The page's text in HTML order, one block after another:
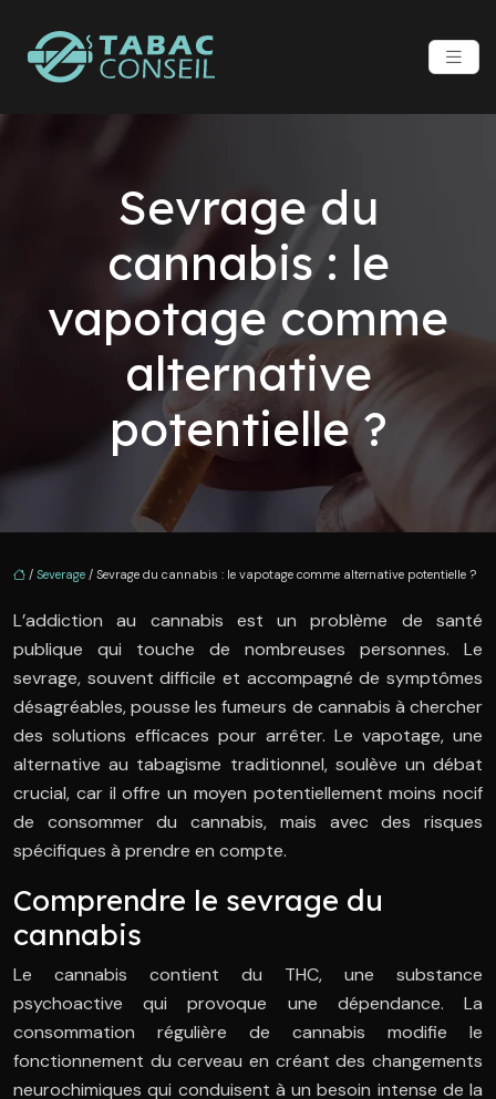
Sevrage du
cannabis : le
vapotage comme
alternative
potentielle ?
/ Severage / Sevrage du cannabis : le vapotage comme alternative potentielle ?
L’addiction au cannabis est un problème de santé
publique qui touche de nombreuses personnes. Le
sevrage, souvent difficile et accompagné de symptômes
désagréables, pousse les fumeurs de cannabis à chercher
des solutions efficaces pour arrêter. Le vapotage, une
alternative au tabagisme traditionnel, soulève un débat
crucial, car il offre un moyen potentiellement moins nocif
de consommer du cannabis, mais avec des risques
spécifiques à prendre en compte.
Comprendre le sevrage du
cannabis
Le cannabis contient du THC, une substance
psychoactive qui provoque une dépendance. La
consommation régulière de cannabis modifie le
fonctionnement du cerveau en créant des changements
neurochimiques qui conduisent à un besoin intense de la